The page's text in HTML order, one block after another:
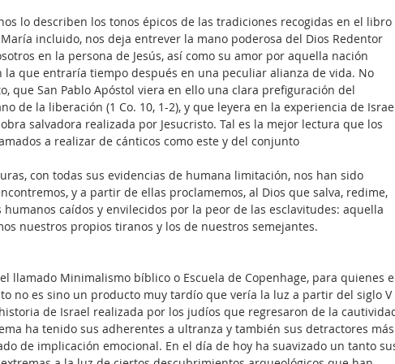
lo describen los tonos épicos de las tradiciones recogidas en el libro
incluido, nos deja entrever la mano poderosa del Dios Redentor
en la persona de Jesús, así como su amor por aquella nación
la que entraría tiempo después en una peculiar alianza de vida. No
que San Pablo Apóstol viera en ello una clara prefiguración del
de la liberación (1 Co. 10, 1-2), y que leyera en la experiencia de
salvadora realizada por Jesucristo. Tal es la mejor lectura que los
a realizar de cánticos como este y del conjunto
con todas sus evidencias de humana limitación, nos han sido
y a partir de ellas proclamemos, al Dios que salva, redime,
caídos y envilecidos por la peor de las esclavitudes: aquella
nuestros propios tiranos y los de nuestros semejantes.
llamado Minimalismo bíblico o Escuela de Copenhage, para quienes
no es sino un producto muy tardío que vería la luz a partir del siglo V
de Israel realizada por los judíos que regresaron de la
ha tenido sus adherentes a ultranza y también sus detractores más
de implicación emocional. En el día de hoy ha suavizado un tanto